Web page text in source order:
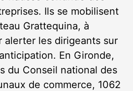
Ils se mobilisent
Grattequina, à
alerter les dirigeants sur
En Gironde,
du Conseil national des
de commerce, 1062